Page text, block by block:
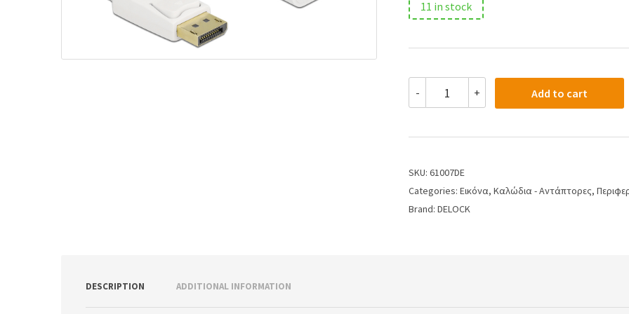
:
11 in stock
- + Add to cart
SKU: 61007DE
Categories: Εικόνα, Καλώδια - Αντάπτορες,
Brand: DELOCK
DESCRIPTION ADDITIONAL INFORMATION